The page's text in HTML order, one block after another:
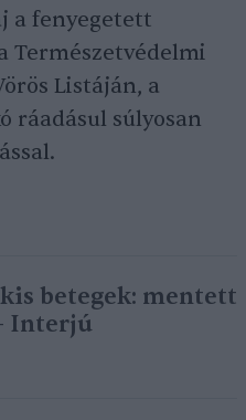
a fenyegetett
Természetvédelmi
Listáján, a
ráadásul súlyosan
betegek: mentett
Interjú